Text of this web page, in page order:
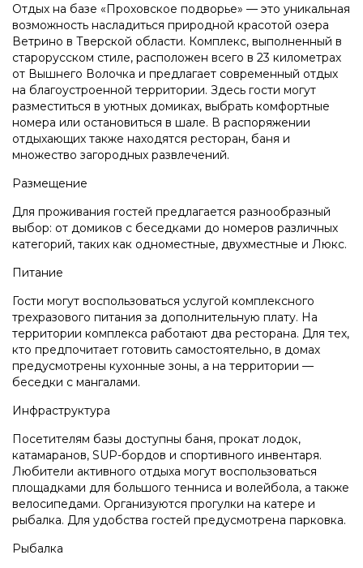
Отдых на базе «Проховское подворье» — это уникальная
возможность насладиться природной красотой озера
Ветрино в Тверской области. Комплекс, выполненный в
старорусском стиле, расположен всего в 23 километрах
от Вышнего Волочка и предлагает современный отдых
на благоустроенной территории. Здесь гости могут
разместиться в уютных домиках, выбрать комфортные
номера или остановиться в шале. В распоряжении
отдыхающих также находятся ресторан, баня и
множество загородных развлечений.
Размещение
Для проживания гостей предлагается разнообразный
выбор: от домиков с беседками до номеров различных
категорий, таких как одноместные, двухместные и Люкс.
Питание
Гости могут воспользоваться услугой комплексного
трехразового питания за дополнительную плату. На
территории комплекса работают два ресторана. Для тех,
кто предпочитает готовить самостоятельно, в домах
предусмотрены кухонные зоны, а на территории —
беседки с мангалами.
Инфраструктура
Посетителям базы доступны баня, прокат лодок,
катамаранов, SUP-бордов и спортивного инвентаря.
Любители активного отдыха могут воспользоваться
площадками для большого тенниса и волейбола, а также
велосипедами. Организуются прогулки на катере и
рыбалка. Для удобства гостей предусмотрена парковка.
Рыбалка